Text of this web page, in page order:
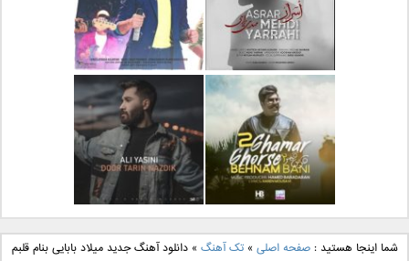
دانلود آهنگ جدید مهدی
یراحی بنام اسرار
دانلود آهنگ جدید فرزاد
فرزین بنام آتیش
دانلود آهنگ جدید بهنام
بانی بنام قرص قمر 2
دانلود آهنگ جدید علی
یاسینی بنام دورترین نزدیک
شما اینجا هستید :صفحه اصلی »تک آهنگ »دانلود آهنگ جدید میلاد بابایی بنام قلبم